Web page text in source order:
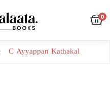
0
C Ayyappan Kathakal